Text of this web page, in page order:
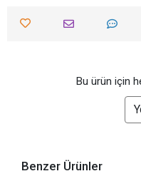
Bu ürün için
Benzer Ürünler